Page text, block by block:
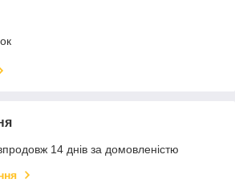
14 днів за домовленістю